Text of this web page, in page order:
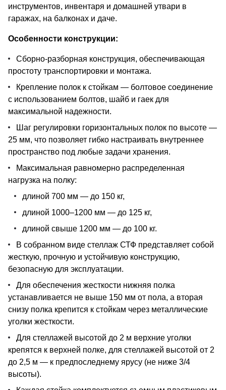
инструментов, инвентаря и домашней утвари в
гаражах, на балконах и даче.
Особенности конструкции:
Сборно-разборная конструкция, обеспечивающая
простоту транспортировки и монтажа.
Крепление полок к стойкам — болтовое соединение
с использованием болтов, шайб и гаек для
максимальной надежности.
Шаг регулировки горизонтальных полок по высоте —
25 мм, что позволяет гибко настраивать внутреннее
пространство под любые задачи хранения.
Максимальная равномерно распределенная
нагрузка на полку:
длиной 700 мм — до 150 кг,
длиной 1000–1200 мм — до 125 кг,
длиной свыше 1200 мм — до 100 кг.
В собранном виде стеллаж СТФ представляет собой
жесткую, прочную и устойчивую конструкцию,
безопасную для эксплуатации.
Для обеспечения жесткости нижняя полка
устанавливается не выше 150 мм от пола, а вторая
снизу полка крепится к стойкам через металлические
уголки жесткости.
Для стеллажей высотой до 2 м верхние уголки
крепятся к верхней полке, для стеллажей высотой от 2
до 2,5 м — к предпоследнему ярусу (не ниже 3/4
высоты).